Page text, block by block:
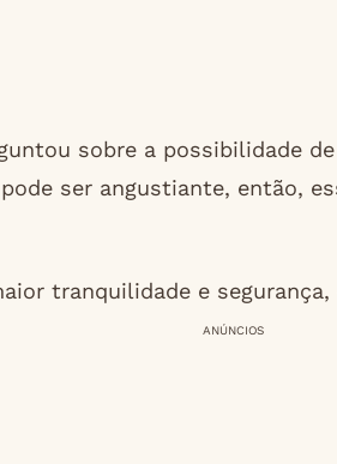
sobre a possibilidade
ser angustiante, então,
tranquilidade e
ANÚNCIOS